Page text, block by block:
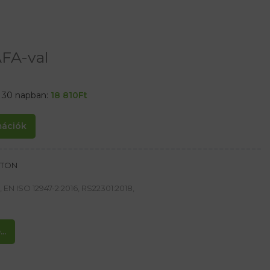
val
napban: 18 810Ft
ISO 12947-2:2016, RS22301:2018,